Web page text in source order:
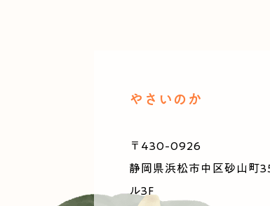
やさいのか
〒430-0926
静岡県浜松市中区砂山
ル3F